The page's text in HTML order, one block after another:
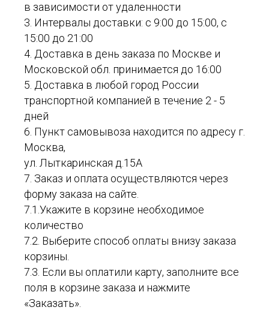
в зависимости от удаленности
3. Интервалы доставки: с 9:00 до 15:00, с
15:00 до 21:00
4. Доставка в день заказа по Москве и
Московской обл. принимается до 16:00
5. Доставка в любой город России
транспортной компанией в течение 2 - 5
дней
6. Пункт самовывоза находится по адресу г.
Москва,
ул. Лыткаринская д.15А
7. Заказ и оплата осуществляются через
форму заказа на сайте.
7.1.Укажите в корзине необходимое
количество
7.2. Выберите способ оплаты внизу заказа
корзины.
7.3. Если вы оплатили карту, заполните все
поля в корзине заказа и нажмите
«Заказать».